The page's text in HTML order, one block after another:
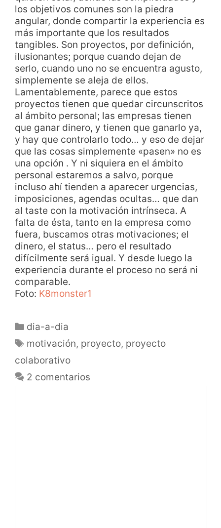
los objetivos comunes son la piedra
angular, donde compartir la experiencia es
más importante que los resultados
tangibles. Son proyectos, por definición,
ilusionantes; porque cuando dejan de
serlo, cuando uno no se encuentra agusto,
simplemente se aleja de ellos.
Lamentablemente, parece que estos
proyectos tienen que quedar circunscritos
al ámbito personal; las empresas tienen
que ganar dinero, y tienen que ganarlo ya,
y hay que controlarlo todo… y eso de dejar
que las cosas simplemente «pasen» no es
una opción . Y ni siquiera en el ámbito
personal estaremos a salvo, porque
incluso ahí tienden a aparecer urgencias,
imposiciones, agendas ocultas… que dan
al taste con la motivación intrínseca. A
falta de ésta, tanto en la empresa como
fuera, buscamos otras motivaciones; el
dinero, el status… pero el resultado
difícilmente será igual. Y desde luego la
experiencia durante el proceso no será ni
comparable.
Foto: K8monster1
dia-a-dia
motivación, proyecto, proyecto
colaborativo
2 comentarios